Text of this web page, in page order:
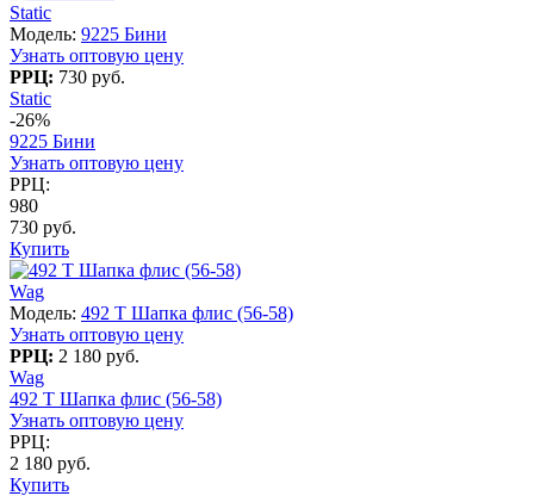
Static
Модель: 9225 Бини
Узнать оптовую цену
РРЦ: 730 руб.
Static
-26%
9225 Бини
Узнать оптовую цену
РРЦ:
980
730 руб.
Купить
Wag
Модель: 492 T Шапка флис (56-58)
Узнать оптовую цену
РРЦ: 2 180 руб.
Wag
492 T Шапка флис (56-58)
Узнать оптовую цену
РРЦ:
2 180 руб.
Купить